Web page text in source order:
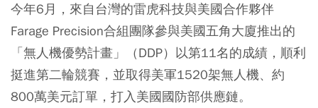
今年6月，來自台灣的雷虎科技與美國合作夥伴
Farage Precision合組團隊參與美國五角大廈推出的
「無人機優勢計畫」（DDP）以第11名的成績，順利
挺進第二輪競賽，並取得美軍1520架無人機、約
800萬美元訂單，打入美國國防部供應鏈。